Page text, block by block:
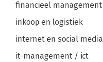
financieel management
inkoop en logistiek
internet en social media
it-management / ict